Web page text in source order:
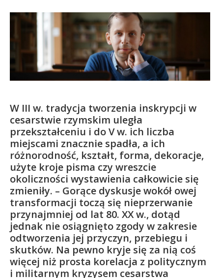
Kandydat
Absolwent
W III w. tradycja tworzenia inskrypcji w
cesarstwie rzymskim uległa
przekształceniu i do V w. ich liczba
miejscami znacznie spadła, a ich
różnorodność, kształt, forma, dekoracje,
użyte kroje pisma czy wreszcie
okoliczności wystawienia całkowicie się
zmieniły. – Gorące dyskusje wokół owej
transformacji toczą się nieprzerwanie
przynajmniej od lat 80. XX w., dotąd
jednak nie osiągnięto zgody w zakresie
odtworzenia jej przyczyn, przebiegu i
skutków. Na pewno kryje się za nią coś
więcej niż prosta korelacja z politycznym
i militarnym kryzysem cesarstwa